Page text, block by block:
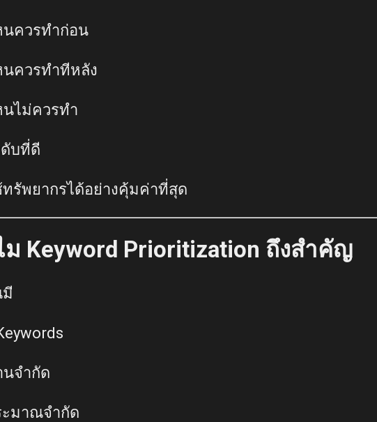
นควรทำก่อน
นควรทำทีหลัง
นไม่ควรทำ
บที่ดี
รัพยากรได้อย่างคุ้มค่าที่สุด
Keyword Prioritization ถึงสำคัญ
จำกัด
ะมาณจำกัด